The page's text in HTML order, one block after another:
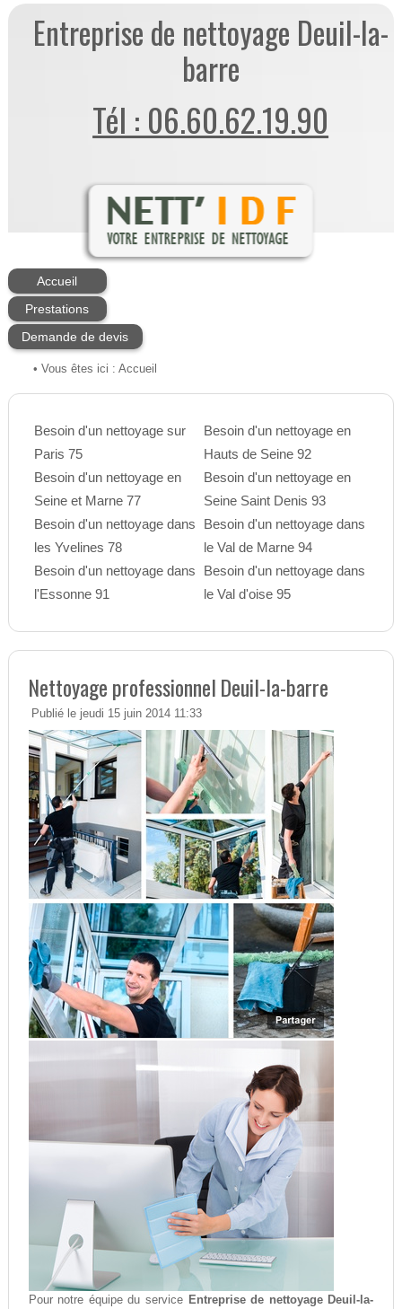
Entreprise de nettoyage Deuil-la-
barre
Tél : 06.60.62.19.90
Accueil
Prestations
Demande de devis
• Vous êtes ici : Accueil
Besoin d'un nettoyage sur
Paris 75
Besoin d'un nettoyage en
Seine et Marne 77
Besoin d'un nettoyage dans
les Yvelines 78
Besoin d'un nettoyage dans
l'Essonne 91
Besoin d'un nettoyage en
Hauts de Seine 92
Besoin d'un nettoyage en
Seine Saint Denis 93
Besoin d'un nettoyage dans
le Val de Marne 94
Besoin d'un nettoyage dans
le Val d'oise 95
Nettoyage professionnel Deuil-la-barre
Publié le jeudi 15 juin 2014 11:33
Pour notre équipe du service Entreprise de nettoyage Deuil-la-